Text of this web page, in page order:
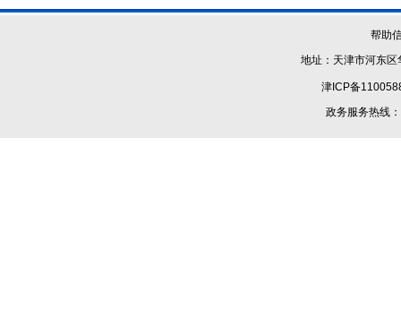
帮助
地址：天津市河
津ICP备
政务服务热线